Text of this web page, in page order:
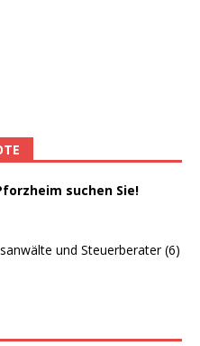
suchen Sie!
und Steuerberater (6)